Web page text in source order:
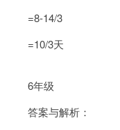
=8-14/3
=10/3天
6年级
答案与解析：